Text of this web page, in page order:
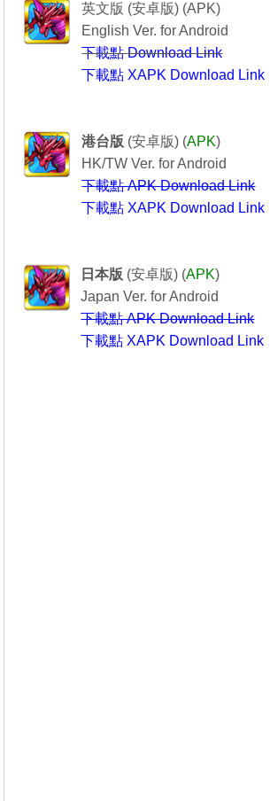
英文版 (安卓版) (APK)
English Ver. for Android
下載點 Download Link
下載點 XAPK Download Link
港台版 (安卓版) (APK)
HK/TW Ver. for Android
下載點 APK Download Link
下載點 XAPK Download Link
日本版 (安卓版) (APK)
Japan Ver. for Android
下載點 APK Download Link
下載點 XAPK Download Link